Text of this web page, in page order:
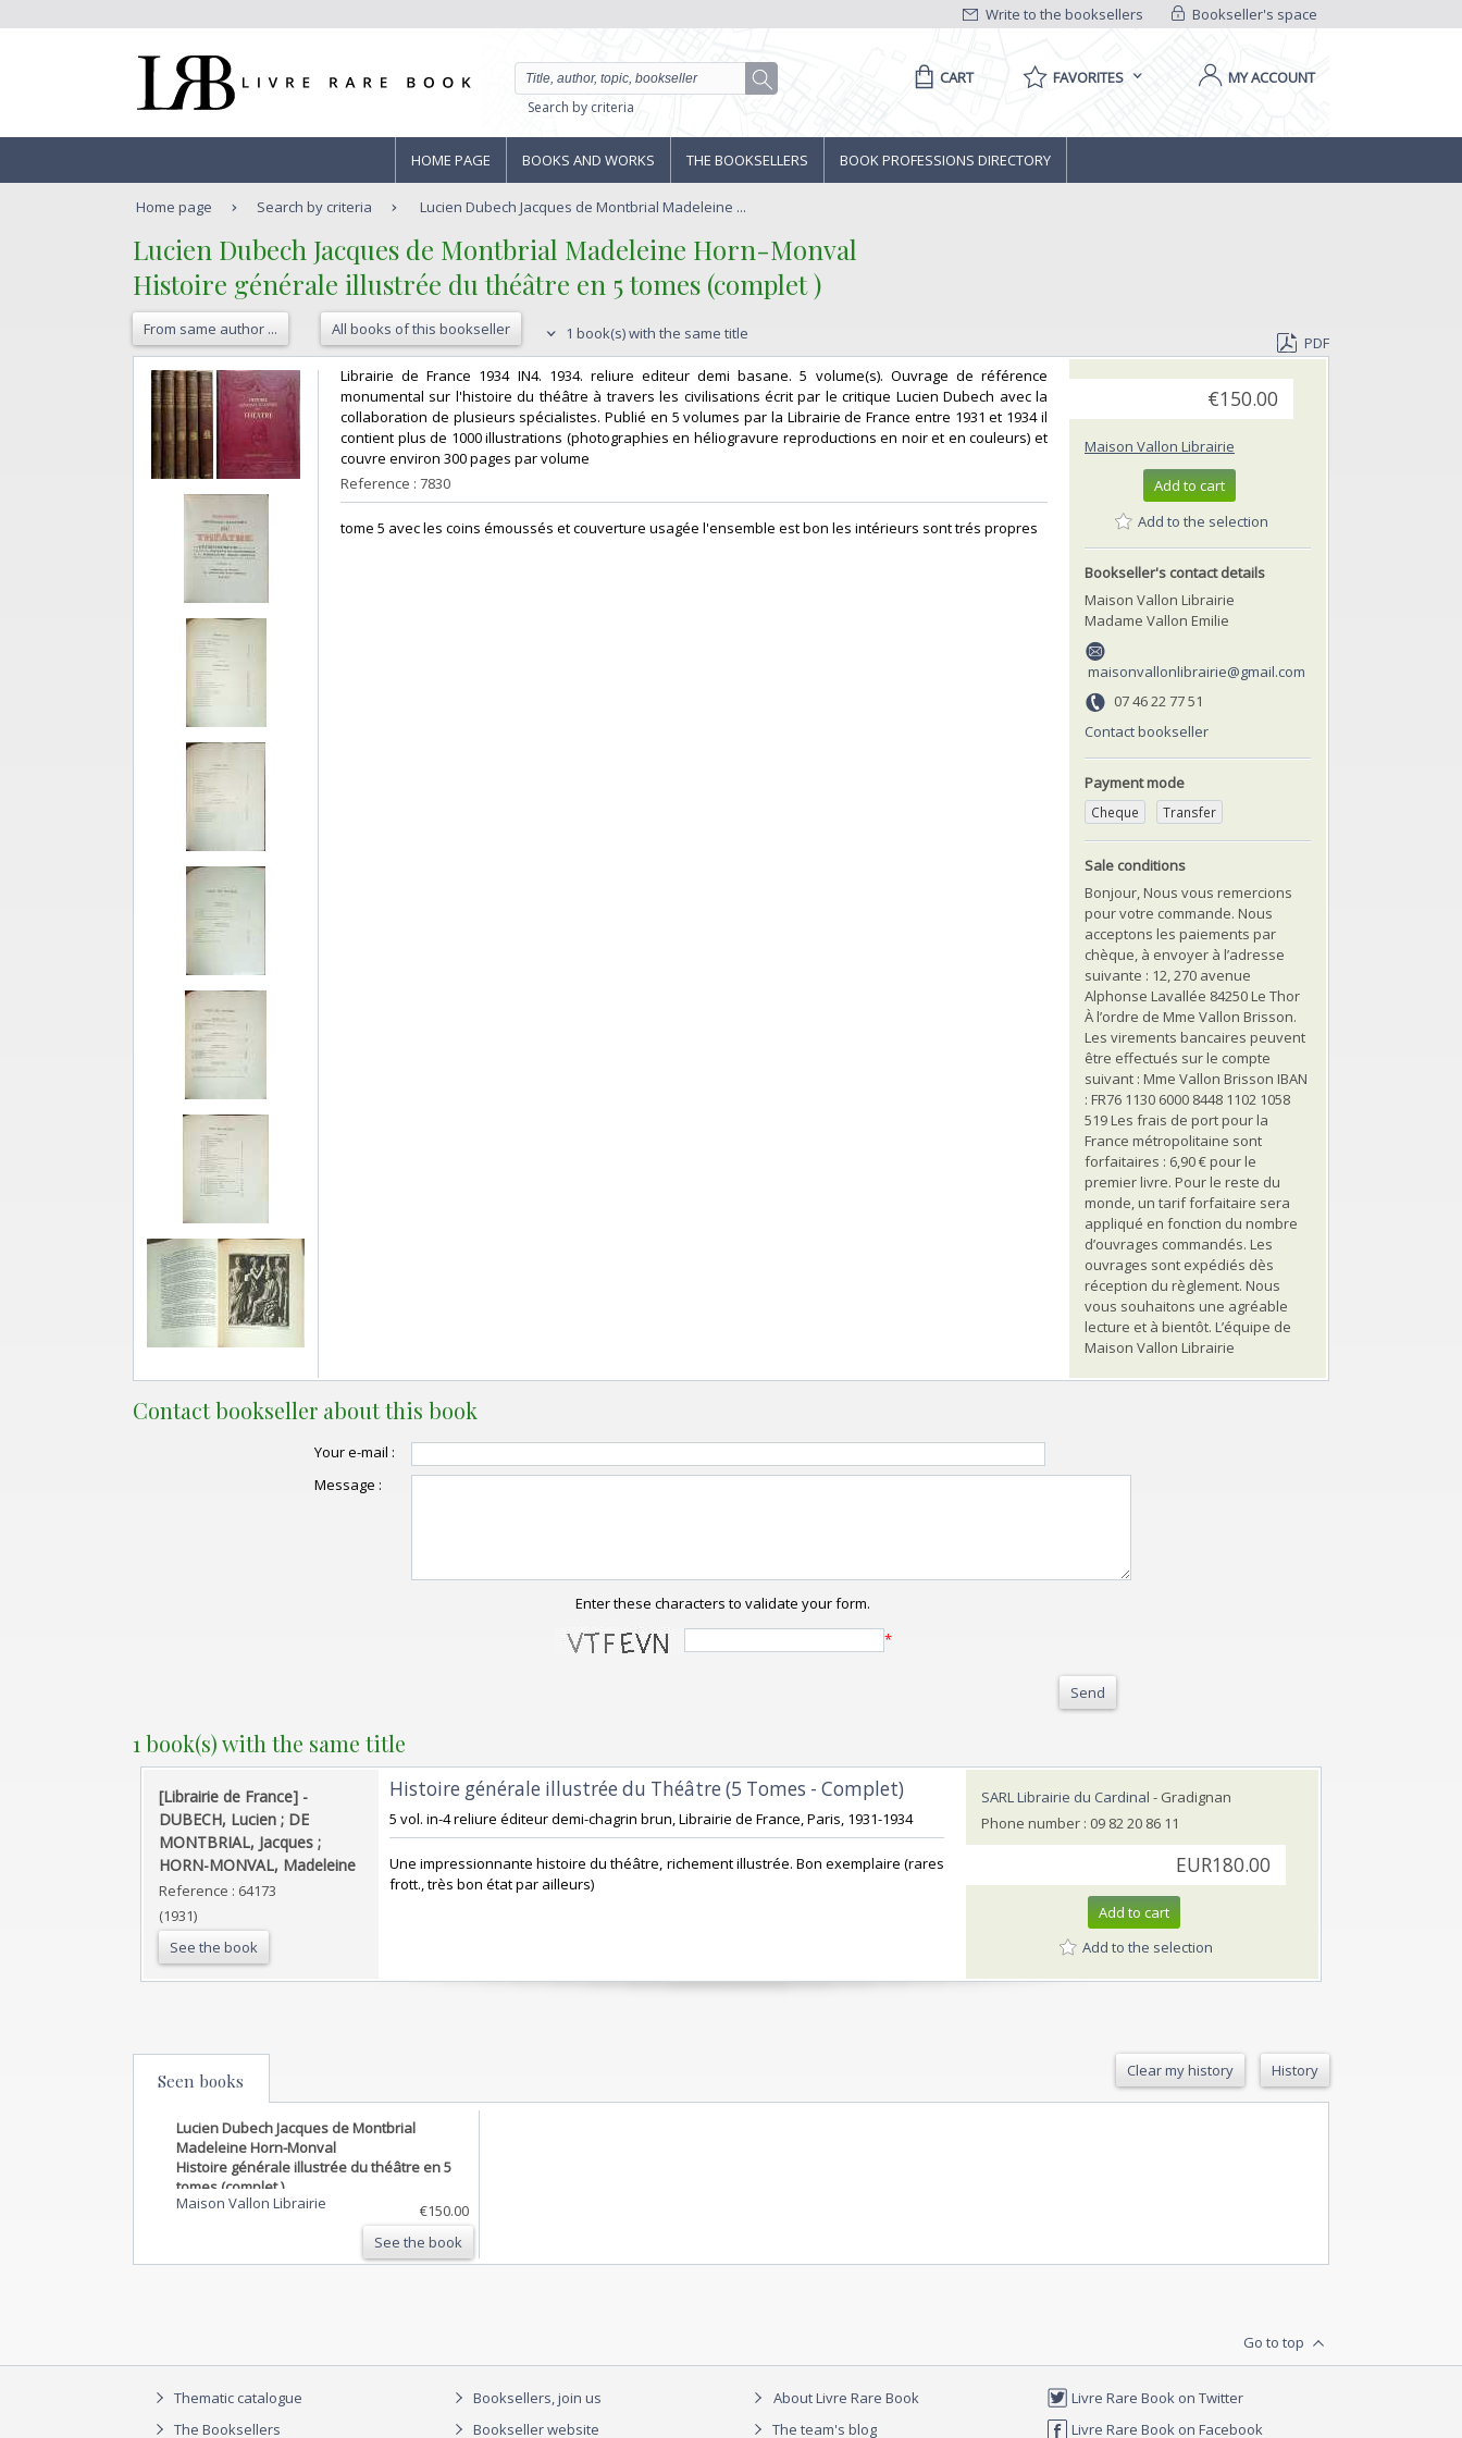
Bookseller's space
Write to the booksellers
Search by criteria
CART FAVORITES MY ACCOUNT
HOME PAGE BOOKS AND WORKS THE BOOKSELLERS BOOK PROFESSIONS DIRECTORY
Home page Search by criteria Lucien Dubech Jacques de Montbrial Madeleine ...
‎Lucien Dubech Jacques de Montbrial Madeleine Horn-Monval‎
‎Histoire générale illustrée du théâtre en 5 tomes (complet )‎
From same author ... All books of this bookseller 1 book(s) with the same title
PDF
‎Librairie de France 1934 IN4. 1934. reliure editeur demi basane. 5 volume(s). Ouvrage de référence
monumental sur l'histoire du théâtre à travers les civilisations écrit par le critique Lucien Dubech avec la
collaboration de plusieurs spécialistes. Publié en 5 volumes par la Librairie de France entre 1931 et 1934 il
contient plus de 1000 illustrations (photographies en héliogravure reproductions en noir et en couleurs) et
couvre environ 300 pages par volume‎
Reference : 7830
‎tome 5 avec les coins émoussés et couverture usagée l'ensemble est bon les intérieurs sont trés propres‎
€150.00
Maison Vallon Librairie
Add to cart
Add to the selection
Bookseller's contact details
Maison Vallon Librairie
Madame Vallon Emilie
maisonvallonlibrairie@gmail.com
07 46 22 77 51
Contact bookseller
Payment mode
Cheque Transfer
Sale conditions
Bonjour, Nous vous remercions
pour votre commande. Nous
acceptons les paiements par
chèque, à envoyer à l’adresse
suivante : 12, 270 avenue
Alphonse Lavallée 84250 Le Thor
À l’ordre de Mme Vallon Brisson.
Les virements bancaires peuvent
être effectués sur le compte
suivant : Mme Vallon Brisson IBAN
: FR76 1130 6000 8448 1102 1058
519 Les frais de port pour la
France métropolitaine sont
forfaitaires : 6,90 € pour le
premier livre. Pour le reste du
monde, un tarif forfaitaire sera
appliqué en fonction du nombre
d’ouvrages commandés. Les
ouvrages sont expédiés dès
réception du règlement. Nous
vous souhaitons une agréable
lecture et à bientôt. L’équipe de
Maison Vallon Librairie
Contact bookseller about this book
Your e-mail :
Message :
Enter these characters to validate your form.
*
Send
1 book(s) with the same title
‎[Librairie de France] - ‎
‎DUBECH, Lucien ; DE
MONTBRIAL, Jacques ;
HORN-MONVAL, Madeleine‎
Reference : 64173
(1931)
See the book
‎Histoire générale illustrée du Théâtre (5 Tomes - Complet)‎
‎5 vol. in-4 reliure éditeur demi-chagrin brun, Librairie de France, Paris, 1931-1934‎
‎Une impressionnante histoire du théâtre, richement illustrée. Bon exemplaire (rares
frott., très bon état par ailleurs)‎
SARL Librairie du Cardinal - Gradignan
Phone number : 09 82 20 86 11
EUR180.00
Add to cart
Add to the selection
Seen books Clear my history History
Lucien Dubech Jacques de Montbrial
Madeleine Horn-Monval
Histoire générale illustrée du théâtre en 5
tomes (complet )
Maison Vallon Librairie
€150.00
See the book
Go to top
Thematic catalogue
The Booksellers
Booksellers, join us
Bookseller website
About Livre Rare Book
The team's blog
Livre Rare Book on Twitter
Livre Rare Book on Facebook